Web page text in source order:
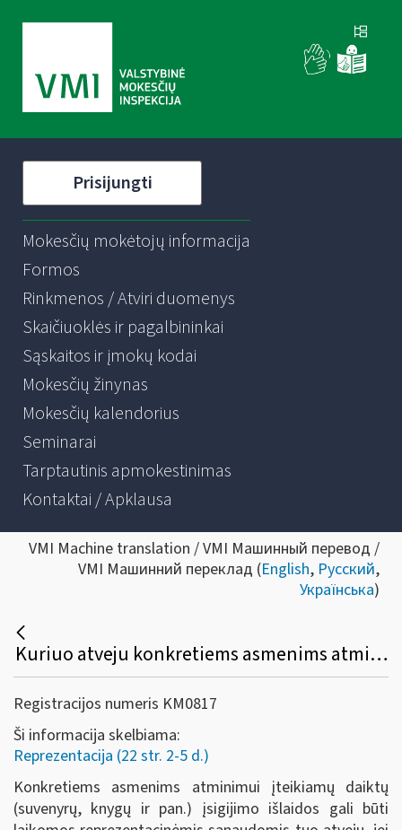
Prisijungti
Mokesčių mokėtojų informacija
Formos
Rinkmenos / Atviri duomenys
Skaičiuoklės ir pagalbininkai
Sąskaitos ir įmokų kodai
Mokesčių žinynas
Mokesčių kalendorius
Seminarai
Tarptautinis apmokestinimas
Kontaktai / Apklausa
VMI Machine translation / VMI Машинный перевод /
VMI Машинний переклад (English, Русский,
Українська)
Kuriuo atveju konkretiems asmenims atminimui įteikiamų daiktų įsigijimo išlaidos gali būti laikomos reprezentacinėmis sąnaudomis?
Registracijos numeris KM0817
Ši informacija skelbiama:
Reprezentacija (22 str. 2-5 d.)
Konkretiems asmenims atminimui įteikiamų daiktų
(suvenyrų, knygų ir pan.) įsigijimo išlaidos gali būti